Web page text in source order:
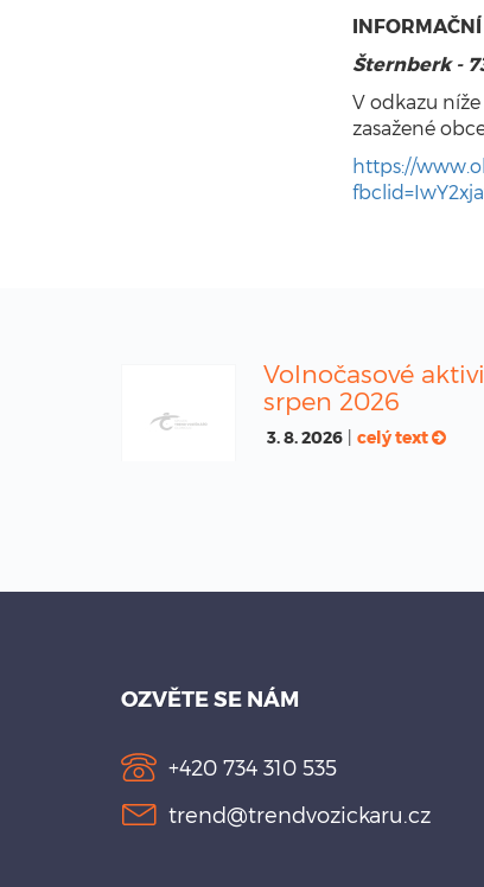
Šternberk -
V odkazu
zasažené
https://
Volnočasové
srpen 2026
3. 8. 2026 celý text
OZVĚTE SE NÁM
+420 734 310 535
trend@trendvozickaru.cz